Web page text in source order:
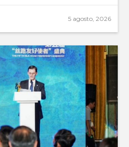
5 agosto, 2026